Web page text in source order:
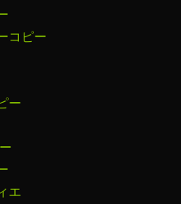
コピー
ー
エ